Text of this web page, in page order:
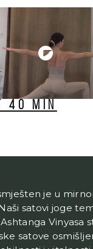
min
je u
satovi joge
Vinyasa
satove